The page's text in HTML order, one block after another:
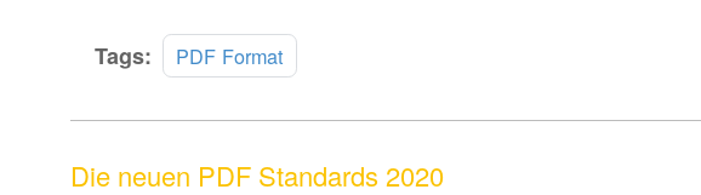
Tags: PDF Format
Die neuen PDF Standards 2020